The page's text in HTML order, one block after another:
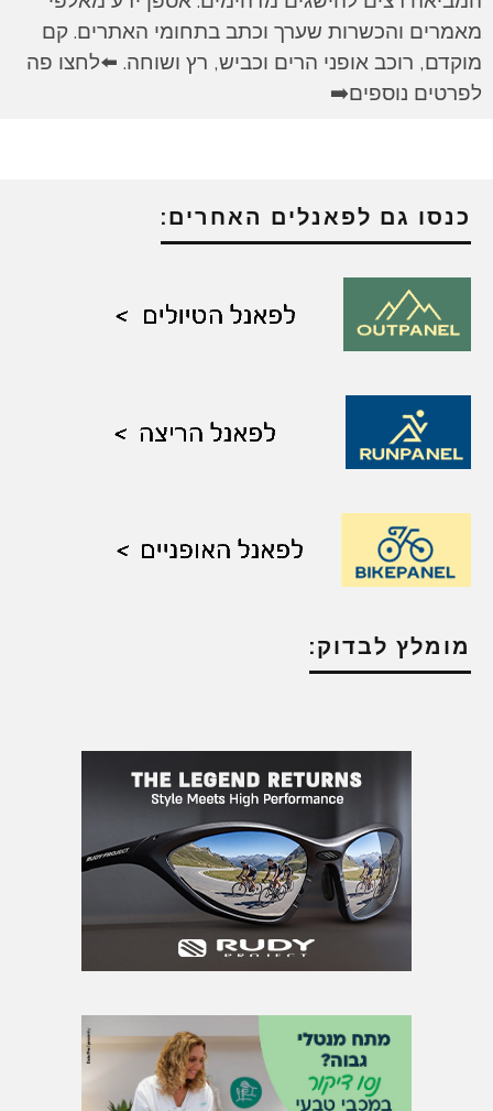
מאמרים והכשרות שערך וכתב בתחומי האתרים. קם
מוקדם, רוכב אופני הרים וכביש, רץ ושוחה. ⬅️לחצו פה
לפרטים נוספים➡️
כנסו גם לפאנלים האחרים:
מומלץ לבדוק: